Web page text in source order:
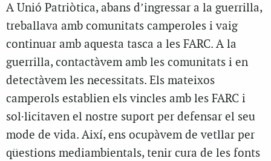
A Unió Patriòtica, abans d’ingressar a la guerrilla,
treballava amb comunitats camperoles i vaig
continuar amb aquesta tasca a les FARC. A la
guerrilla, contactàvem amb les comunitats i en
detectàvem les necessitats. Els mateixos
camperols establien els vincles amb les FARC i
sol·licitaven el nostre suport per defensar el seu
mode de vida. Així, ens ocupàvem de vetllar per
qüestions mediambientals, tenir cura de les fonts